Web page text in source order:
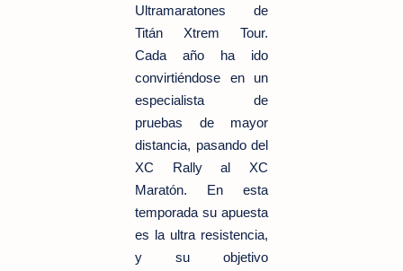
Ultramaratones de
Titán Xtrem Tour.
Cada año ha ido
convirtiéndose en un
especialista de
pruebas de mayor
distancia, pasando del
XC Rally al XC
Maratón. En esta
temporada su apuesta
es la ultra resistencia,
y su objetivo